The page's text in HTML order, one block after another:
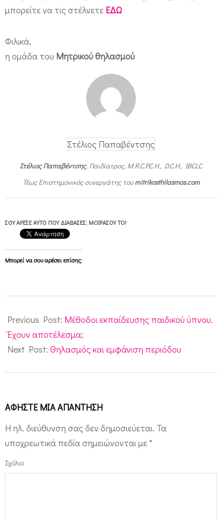
μπορείτε να τις στέλνετε ΕΔΩ
Φιλικά,
η ομάδα του Μητρικού θηλασμού
Στέλιος Παπαβέντσης
Στέλιος Παπαβέντσης, Παιδίατρος, M.R.C.P.C.H., D.C.H., IBCLC
Τέως Επιστημονικός συνεργάτης τουmitrikosthilasmos.com
ΣΟΥ ΆΡΕΣΕ ΑΥΤΌ ΠΟΥ ΔΙΆΒΑΣΕΣ; ΜΟΙΡΆΣΟΥ ΤΟ!
Μπορεί να σου αρέσει επίσης:
02-
06
Previous Post: Μέθοδοι εκπαίδευσης παιδικού ύπνου.
Έχουν αποτέλεσμα;
Next Post: Θηλασμός και εμφάνιση περιόδου
ΑΦΉΣΤΕ ΜΙΑ ΑΠΆΝΤΗΣΗ
Η ηλ. διεύθυνση σας δεν δημοσιεύεται. Τα
υποχρεωτικά πεδία σημειώνονται με *
Σχόλιο